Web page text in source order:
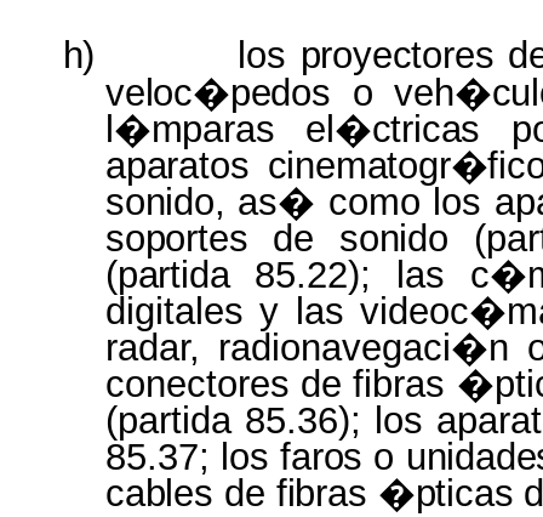
h)
los proyectores
veloc�pedos o
l�mparas el�ctricas
aparatos
sonido, as� como los
soportes de sonido
(partida 85.22); las
digitales y las
radar, radionavegaci�n
conectores de fibras
(partida 85.36); los
85.37; los faros o
cables de fibras �pticas